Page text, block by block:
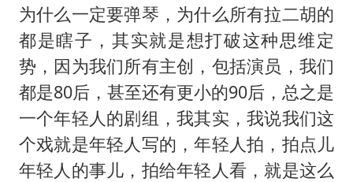
为什么一定要弹琴，为什么所有拉二胡的
都是瞎子，其实就是想打破这种思维定
势，因为我们所有主创，包括演员，我们
都是80后，甚至还有更小的90后，总之是
一个年轻人的剧组，我其实，我说我们这
个戏就是年轻人写的，年轻人拍，拍点儿
年轻人的事儿，拍给年轻人看，就是这么